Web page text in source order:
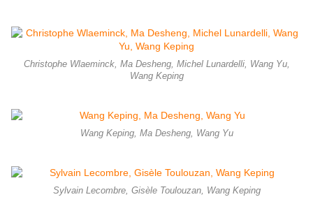
Christophe Wlaeminck, Ma Desheng, Michel Lunardelli, Wang Yu,
Wang Keping
Wang Keping, Ma Desheng, Wang Yu
Sylvain Lecombre, Gisèle Toulouzan, Wang Keping